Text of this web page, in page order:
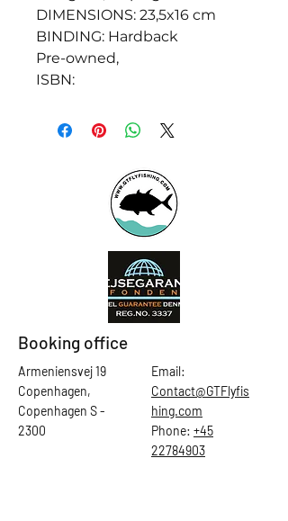
DIMENSIONS: 23,5x16 cm
BINDING: Hardback
Pre-owned,
ISBN:
Booking office
Armeniensvej 19
Copenhagen,
Copenhagen S -
2300
Email:
Contact@GTFlyfis
hing.com
Phone: +45
22784903